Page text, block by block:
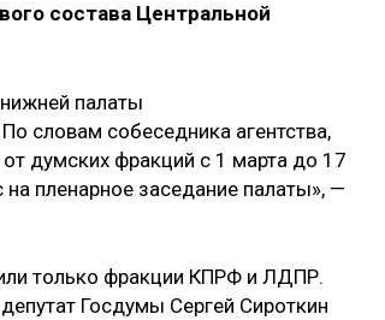
состава Центральной
палаты
словам собеседника агентства,
думских фракций с 1 марта до 17
пленарное заседание палаты», —
только фракции КПРФ и ЛДПР.
Госдумы Сергей Сироткин